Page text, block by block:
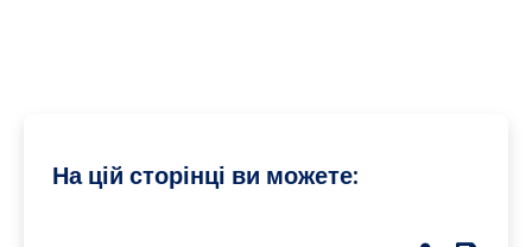
На цій сторінці ви можете: